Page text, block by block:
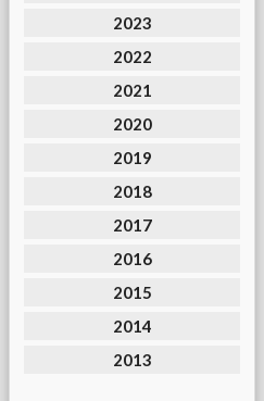
2023
2022
2021
2020
2019
2018
2017
2016
2015
2014
2013